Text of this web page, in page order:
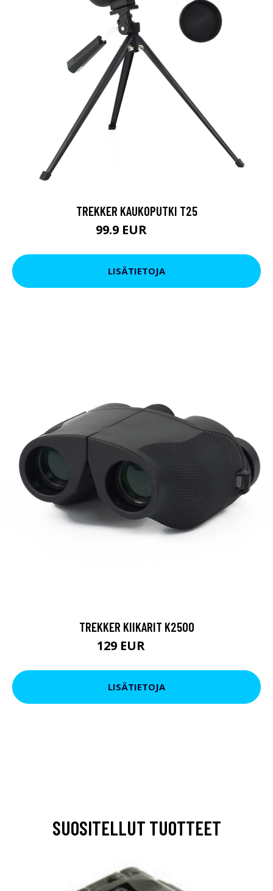
TREKKER KAUKOPUTKI T25
99.9 EUR
LISÄTIETOJA
TREKKER KIIKARIT K2500
129 EUR
LISÄTIETOJA
SUOSITELLUT TUOTTEET